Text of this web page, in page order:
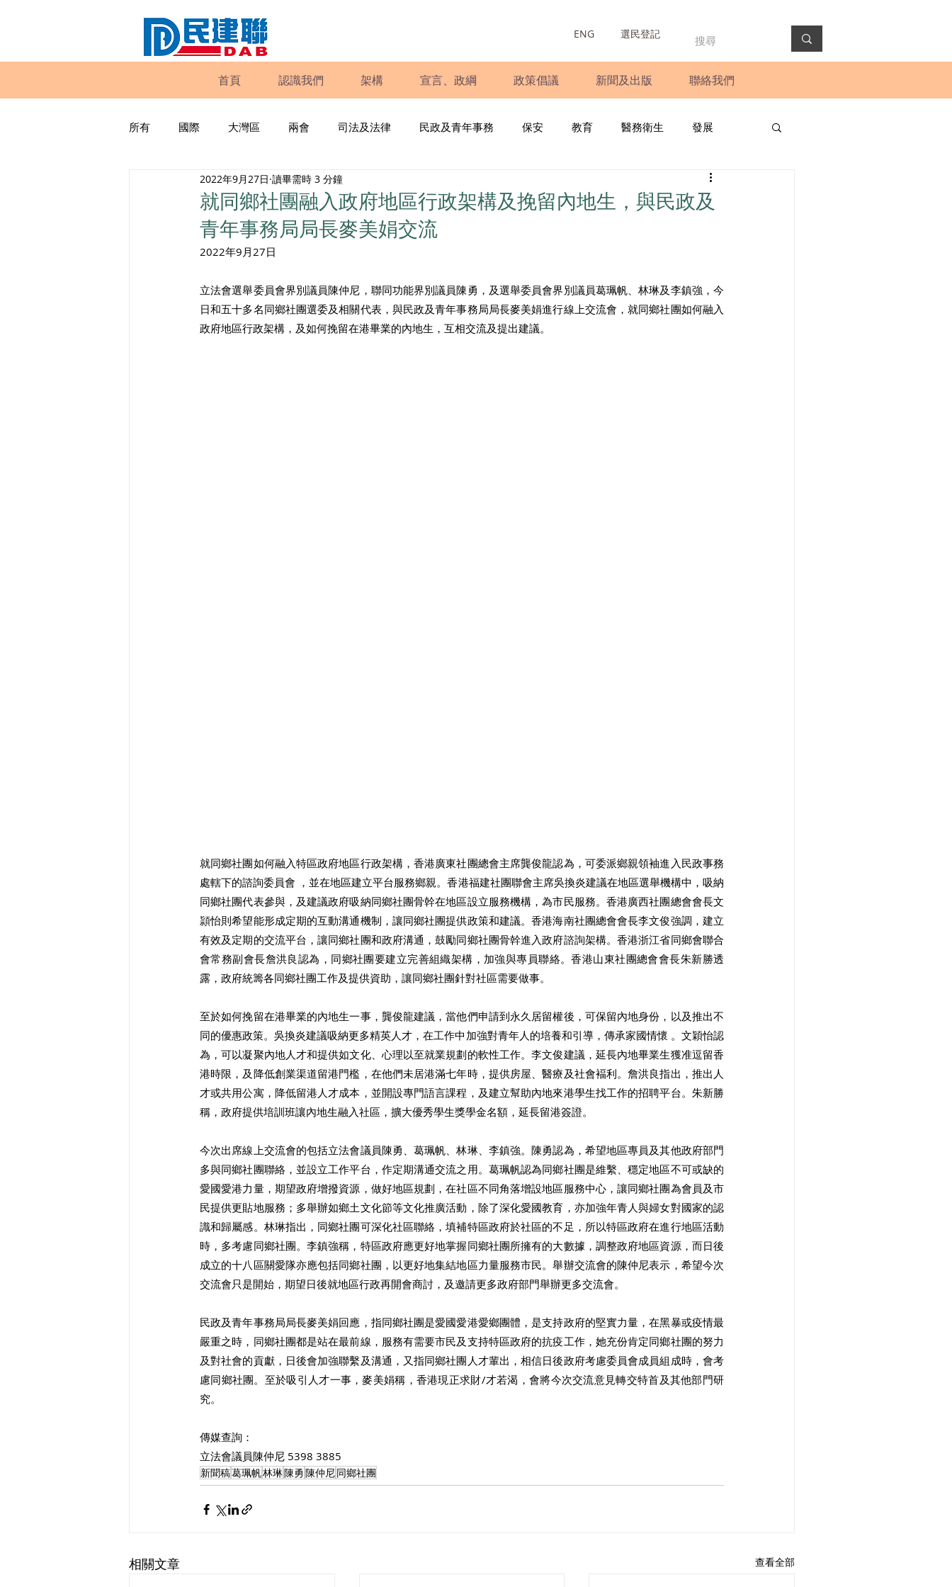
ENG 選民登記
首頁 認識我們 架構 宣言、政綱 政策倡議 新聞及出版 聯絡我們
所有 國際 大灣區 兩會 司法及法律 民政及青年事務 保安 教育 醫務衛生 發展
工商專業 家庭 圓桌會議
民建聯報告及建議書 調查 新冠肺炎
議會監察 區議會
就同鄉社團融入政府地區行政架構及挽留內地生，與民政及
青年事務局局長麥美娟交流
2022年9月27日 讀畢需時 3 分鐘
2022年9月27日
立法會選舉委員會界別議員陳仲尼，聯同功能界別議員陳勇，及選舉委員會界別議員葛珮帆、林琳及李鎮強，今
日和五十多名同鄉社團選委及相關代表，與民政及青年事務局局長麥美娟進行線上交流會，就同鄉社團如何融入
政府地區行政架構，及如何挽留在港畢業的內地生，互相交流及提出建議。
就同鄉社團如何融入特區政府地區行政架構，香港廣東社團總會主席龔俊龍認為，可委派鄉親領袖進入民政事務
處轄下的諮詢委員會 ，並在地區建立平台服務鄉親。香港福建社團聯會主席吳換炎建議在地區選舉機構中，吸納
同鄉社團代表參與，及建議政府吸納同鄉社團骨幹在地區設立服務機構，為市民服務。香港廣西社團總會會長文
頴怡則希望能形成定期的互動溝通機制，讓同鄉社團提供政策和建議。香港海南社團總會會長李文俊強調，建立
有效及定期的交流平台，讓同鄉社團和政府溝通，鼓勵同鄉社團骨幹進入政府諮詢架構。香港浙江省同鄉會聯合
會常務副會長詹洪良認為，同鄉社團要建立完善組織架構，加強與專員聯絡。香港山東社團總會會長朱新勝透
露，政府統籌各同鄉社團工作及提供資助，讓同鄉社團針對社區需要做事。
至於如何挽留在港畢業的內地生一事，龔俊龍建議，當他們申請到永久居留權後，可保留內地身份，以及推出不
同的優惠政策。吳換炎建議吸納更多精英人才，在工作中加強對青年人的培養和引導，傳承家國情懷 。文穎怡認
為，可以凝聚內地人才和提供如文化、心理以至就業規劃的軟性工作。李文俊建議，延長內地畢業生獲准逗留香
港時限，及降低創業渠道留港門檻，在他們未居港滿七年時，提供房屋、醫療及社會褔利。詹洪良指出，推出人
才或共用公寓，降低留港人才成本，並開設專門語言課程，及建立幫助內地來港學生找工作的招聘平台。朱新勝
稱，政府提供培訓班讓內地生融入社區，擴大優秀學生獎學金名額，延長留港簽證。
今次出席線上交流會的包括立法會議員陳勇、葛珮帆、林琳、李鎮強。陳勇認為，希望地區專員及其他政府部門
多與同鄉社團聯絡，並設立工作平台，作定期溝通交流之用。葛珮帆認為同鄉社團是維繫、穩定地區不可或缺的
愛國愛港力量，期望政府增撥資源，做好地區規劃，在社區不同角落增設地區服務中心，讓同鄉社團為會員及市
民提供更貼地服務；多舉辦如鄉土文化節等文化推廣活動，除了深化愛國教育，亦加強年青人與婦女對國家的認
識和歸屬感。林琳指出，同鄉社團可深化社區聯絡，填補特區政府於社區的不足，所以特區政府在進行地區活動
時，多考慮同鄉社團。李鎮強稱，特區政府應更好地掌握同鄉社團所擁有的大數據，調整政府地區資源，而日後
成立的十八區關愛隊亦應包括同鄉社團，以更好地集結地區力量服務市民。舉辦交流會的陳仲尼表示，希望今次
交流會只是開始，期望日後就地區行政再開會商討，及邀請更多政府部門舉辦更多交流會。
民政及青年事務局局長麥美娟回應，指同鄉社團是愛國愛港愛鄉團體，是支持政府的堅實力量，在黑暴或疫情最
嚴重之時，同鄉社團都是站在最前線，服務有需要市民及支持特區政府的抗疫工作，她充份肯定同鄉社團的努力
及對社會的貢獻，日後會加強聯繫及溝通，又指同鄉社團人才輩出，相信日後政府考慮委員會成員組成時，會考
慮同鄉社團。至於吸引人才一事，麥美娟稱，香港現正求財/才若渴，會將今次交流意見轉交特首及其他部門研
究。
傳媒查詢：
立法會議員陳仲尼 5398 3885
新聞稿葛珮帆林琳陳勇陳仲尼同鄉社團
相關文章 查看全部